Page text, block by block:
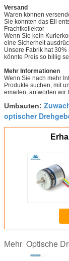
Versand
Waren können
Sie konnten das Eil
Frachtkollektor
Wenn Sie kein
eine Sicherheit
Unsere Fabrik hat
könnte Preis so billig
Mehr Informationen
Wenn Sie nach mehr
Produkte suchen, mit
emailen, antworten wir
Umbauten:
optischer
Mehr Optische